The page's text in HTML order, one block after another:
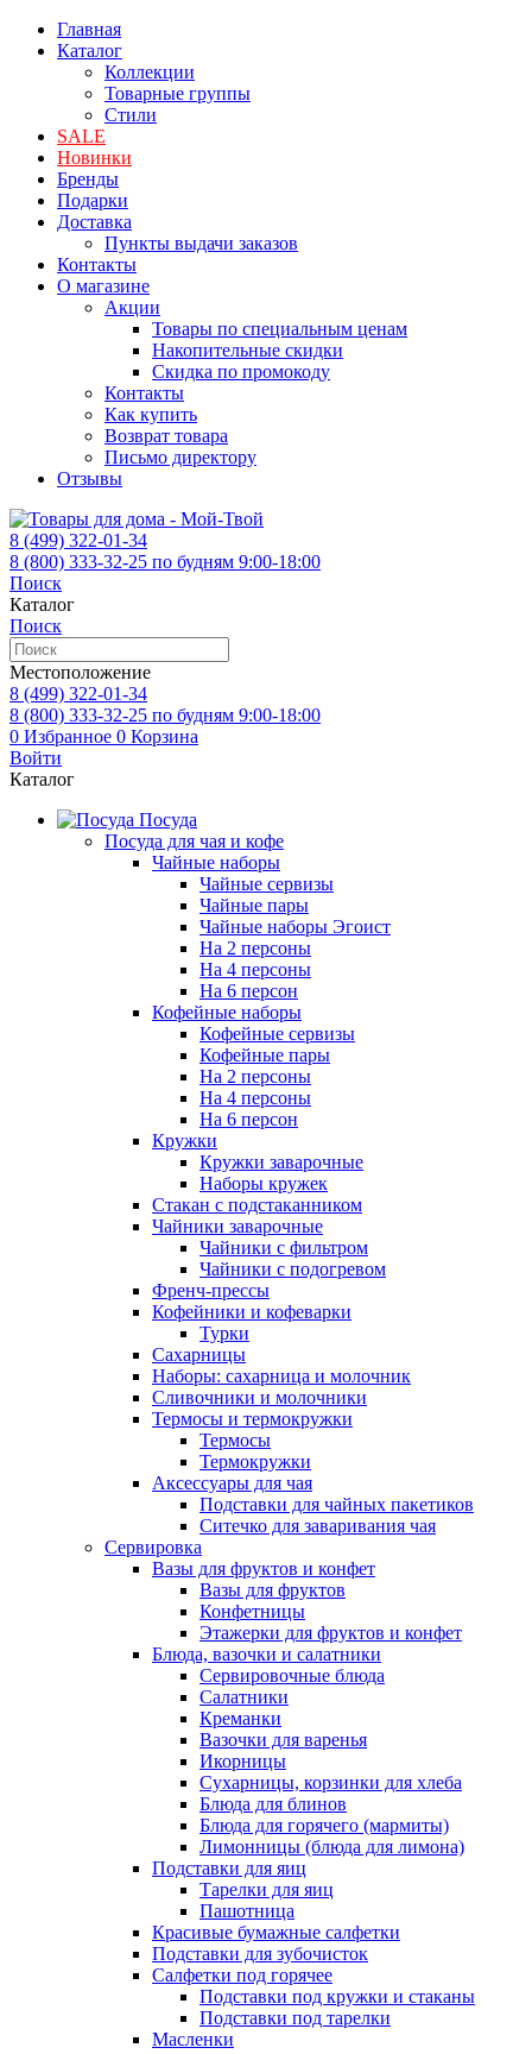
Главная
Каталог
Коллекции
Товарные группы
Стили
SALE
Новинки
Бренды
Подарки
Доставка
Пункты выдачи заказов
Контакты
О магазине
Акции
Товары по специальным ценам
Накопительные скидки
Скидка по промокоду
Контакты
Как купить
Возврат товара
Письмо директору
Отзывы
8 (499) 322-01-34
8 (800) 333-32-25 по будням 9:00-18:00
Поиск
Каталог
Поиск
Местоположение
8 (499) 322-01-34
8 (800) 333-32-25 по будням 9:00-18:00
0 Избранное 0 Корзина
Войти
Каталог
Посуда
Посуда для чая и кофе
Чайные наборы
Чайные сервизы
Чайные пары
Чайные наборы Эгоист
На 2 персоны
На 4 персоны
На 6 персон
Кофейные наборы
Кофейные сервизы
Кофейные пары
На 2 персоны
На 4 персоны
На 6 персон
Кружки
Кружки заварочные
Наборы кружек
Стакан с подстаканником
Чайники заварочные
Чайники с фильтром
Чайники с подогревом
Френч-прессы
Кофейники и кофеварки
Турки
Сахарницы
Наборы: сахарница и молочник
Сливочники и молочники
Термосы и термокружки
Термосы
Термокружки
Аксессуары для чая
Подставки для чайных пакетиков
Ситечко для заваривания чая
Сервировка
Вазы для фруктов и конфет
Вазы для фруктов
Конфетницы
Этажерки для фруктов и конфет
Блюда, вазочки и салатники
Сервировочные блюда
Салатники
Креманки
Вазочки для варенья
Икорницы
Сухарницы, корзинки для хлеба
Блюда для блинов
Блюда для горячего (мармиты)
Лимонницы (блюда для лимона)
Подставки для яиц
Тарелки для яиц
Пашотница
Красивые бумажные салфетки
Подставки для зубочисток
Салфетки под горячее
Подставки под кружки и стаканы
Подставки под тарелки
Масленки